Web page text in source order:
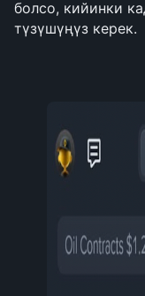
болсо, кийинки
түзүшүңүз керек.